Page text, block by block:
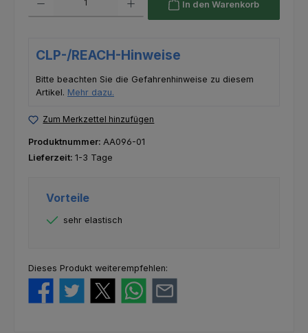
In den Warenkorb
CLP-/REACH-Hinweise
Bitte beachten Sie die Gefahrenhinweise zu diesem
Artikel. Mehr dazu.
Zum Merkzettel hinzufügen
Produktnummer: AA096-01
Lieferzeit: 1-3 Tage
Vorteile
sehr elastisch
Dieses Produkt weiterempfehlen: